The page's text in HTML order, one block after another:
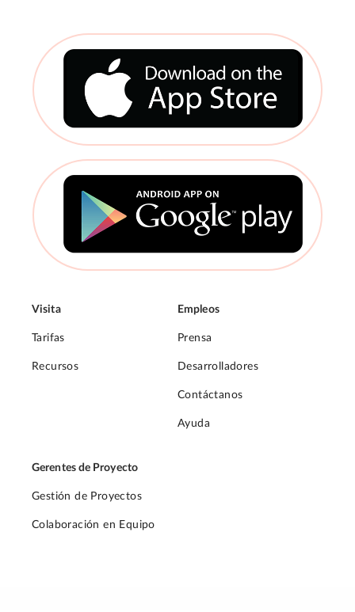
Visita
Tarifas
Recursos
Empleos
Prensa
Desarrolladores
Contáctanos
Ayuda
Gerentes de Proyecto
Gestión de Proyectos
Colaboración en Equipo